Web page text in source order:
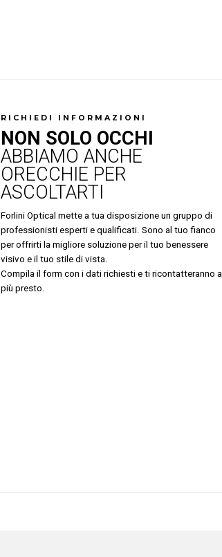
RICHIEDI INFORMAZIONI
NON SOLO OCCHI
ABBIAMO ANCHE
ORECCHIE PER
ASCOLTARTI
Forlini Optical mette a tua disposizione un gruppo di
professionisti esperti e qualificati. Sono al tuo fianco
per offrirti la migliore soluzione per il tuo benessere
visivo e il tuo stile di vista.
Compila il form con i dati richiesti e ti ricontatteranno
più presto.